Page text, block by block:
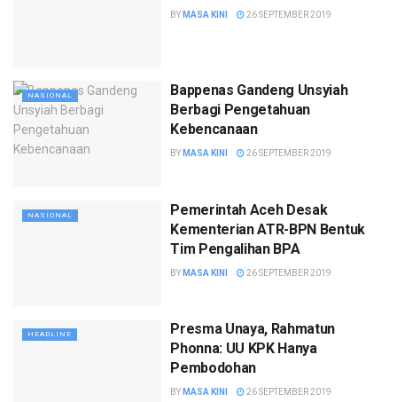
BY MASA KINI 26 SEPTEMBER 2019
NASIONAL
Bappenas Gandeng Unsyiah
Berbagi Pengetahuan
Kebencanaan
BY MASA KINI 26 SEPTEMBER 2019
NASIONAL
Pemerintah Aceh Desak
Kementerian ATR-BPN Bentuk
Tim Pengalihan BPA
BY MASA KINI 26 SEPTEMBER 2019
HEADLINE
Presma Unaya, Rahmatun
Phonna: UU KPK Hanya
Pembodohan
BY MASA KINI 26 SEPTEMBER 2019